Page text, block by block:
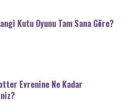
Kutu Oyunu Tam Sana Göre?
Evrenine Ne Kadar